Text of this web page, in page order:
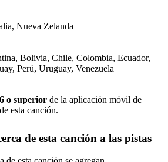
Nueva Zelanda
Bolivia, Chile, Colombia, Ecuador,
Perú, Uruguay, Venezuela
o superior de la aplicación móvil de
esta canción.
de esta canción a las pistas